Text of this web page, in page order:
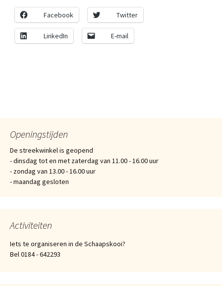
Facebook Twitter
LinkedIn E-mail
Openingstijden
De streekwinkel is geopend
- dinsdag tot en met zaterdag van 11.00 - 16.00 uur
- zondag van 13.00 - 16.00 uur
- maandag gesloten
Activiteiten
Iets te organiseren in de Schaapskooi?
Bel 0184 - 642293